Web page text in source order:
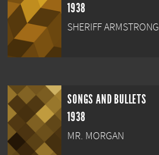
1938
SHERIFF ARMSTRONG
SONGS AND BULLETS
1938
MR. MORGAN